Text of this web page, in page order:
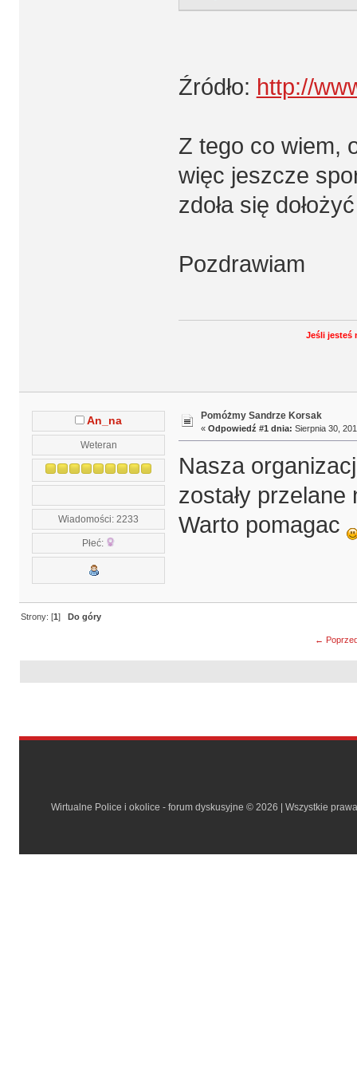
Źródło: http://
Z tego co wiem,
więc jeszcze
zdoła się
Pozdrawiam
Jeśli jesteś
An_na
Weteran
Wiadomości: 2233
Płeć:
Pomóżmy Sandrze Korsak
« Odpowiedź #1 dnia: Sierpnia 30,
Nasza
zostały
Warto pomagac
Strony: [1]Do góry
←
Wirtualne Police i okolice - forum dyskusyjne © 2026 | Wszystkie